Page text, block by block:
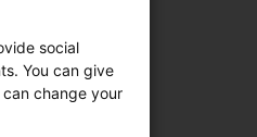
social
You can give
change your